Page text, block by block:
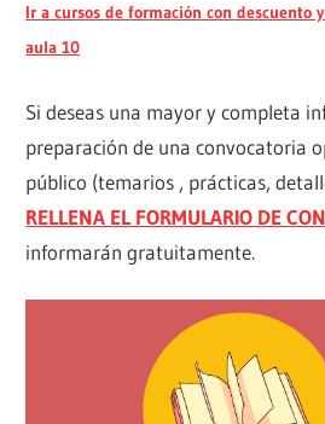
Ir a cursos de formación con
aula 10
Si deseas una mayor y completa
preparación de una convocatoria
público (temarios , prácticas,
RELLENA EL FORMULARIO DE
informarán gratuitamente.